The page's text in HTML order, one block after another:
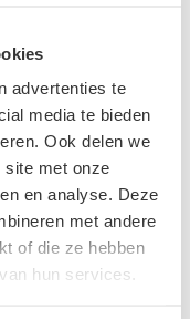
advertenties te
media te bieden
Ook delen we
site met onze
en analyse. Deze
met andere
of die ze hebben
hun services.
op dezelfde te
niet aangepast is.
blij mee. Ook de
de aanpassingen
betaal ik zelf.
nog
aan. En voor het
geen nieuwe
ik verder mee kan
ik gewoon